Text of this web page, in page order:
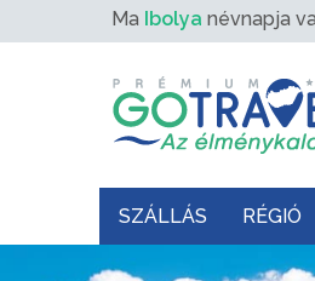
Ma Ibolya névnapja
SZÁLLÁS RÉGIÓ